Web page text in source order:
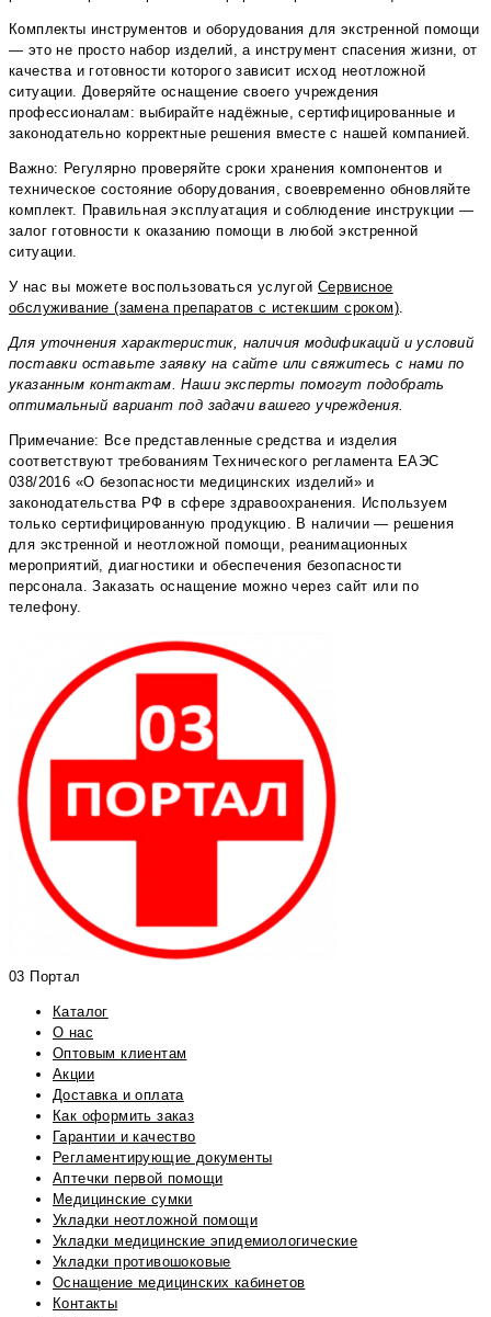
Комплекты инструментов и оборудования для экстренной помощи
— это не просто набор изделий, а инструмент спасения жизни, от
качества и готовности которого зависит исход неотложной
ситуации. Доверяйте оснащение своего учреждения
профессионалам: выбирайте надёжные, сертифицированные и
законодательно корректные решения вместе с нашей компанией.
Важно: Регулярно проверяйте сроки хранения компонентов и
техническое состояние оборудования, своевременно обновляйте
комплект. Правильная эксплуатация и соблюдение инструкции —
залог готовности к оказанию помощи в любой экстренной
ситуации.
У нас вы можете воспользоваться услугой Сервисное
обслуживание (замена препаратов с истекшим сроком)
Для уточнения характеристик, наличия модификаций и условий
поставки оставьте заявку на сайте или свяжитесь с нами по
указанным контактам. Наши эксперты помогут подобрать
оптимальный вариант под задачи вашего учреждения.
Примечание: Все представленные средства и изделия
соответствуют требованиям Технического регламента ЕАЭС
038/2016 «О безопасности медицинских изделий» и
законодательства РФ в сфере здравоохранения. Используем
только сертифицированную продукцию. В наличии — решения
для экстренной и неотложной помощи, реанимационных
мероприятий, диагностики и обеспечения безопасности
персонала. Заказать оснащение можно через сайт или по
телефону.
03 Портал
Каталог
О нас
Оптовым клиентам
Акции
Доставка и оплата
Как оформить заказ
Гарантии и качество
Регламентирующие документы
Аптечки первой помощи
Медицинские сумки
Укладки неотложной помощи
Укладки медицинские эпидемиологические
Укладки противошоковые
Оснащение медицинских кабинетов
Контакты